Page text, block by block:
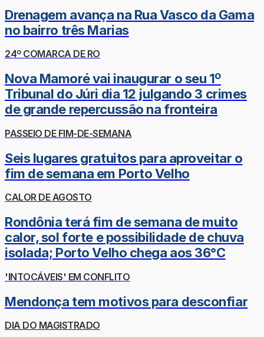
Drenagem avança na Rua Vasco da Gama
no bairro três Marias
24º COMARCA DE RO
Nova Mamoré vai inaugurar o seu 1º
Tribunal do Júri dia 12 julgando 3 crimes
de grande repercussão na fronteira
PASSEIO DE FIM-DE-SEMANA
Seis lugares gratuitos para aproveitar o
fim de semana em Porto Velho
CALOR DE AGOSTO
Rondônia terá fim de semana de muito
calor, sol forte e possibilidade de chuva
isolada; Porto Velho chega aos 36°C
'INTOCÁVEIS' EM CONFLITO
Mendonça tem motivos para desconfiar
DIA DO MAGISTRADO